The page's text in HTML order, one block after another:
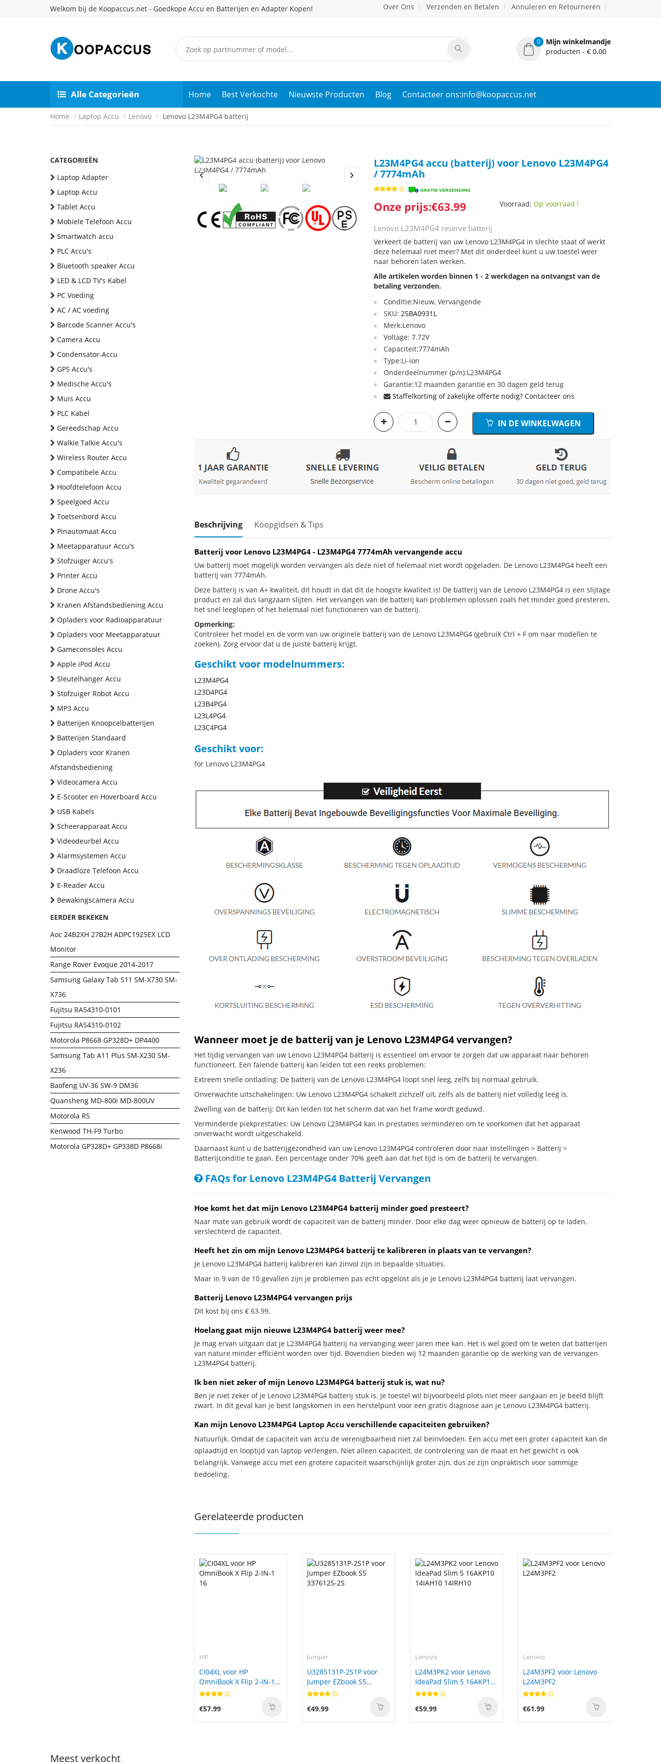
Welkom bij de Koopaccus.net - Goedkope Accu en Batterijen en Adapter Kopen! Over Ons Verzenden en Betalen Annuleren en Retourneren
0
Mijn winkelmandje
producten - € 0.00
Alle Categorieën Home Best Verkochte Nieuwste Producten Blog Contacteer ons:info@koopaccus.net
Home Laptop Accu Lenovo Lenovo L23M4PG4 batterij
CATEGORIEËN
Laptop Adapter
Laptop Accu
Tablet Accu
Mobiele Telefoon Accu
Smartwatch accu
PLC Accu's
Bluetooth speaker Accu
LED & LCD TV's Kabel
PC Voeding
AC / AC voeding
Barcode Scanner Accu's
Camera Accu
Condensator-Accu
GPS Accu's
Medische Accu's
Muis Accu
PLC Kabel
Gereedschap Accu
Walkie Talkie Accu's
Wireless Router Accu
Compatibele Accu
Hoofdtelefoon Accu
Speelgoed Accu
Toetsenbord Accu
Pinautomaat Accu
Meetapparatuur Accu's
Stofzuiger Accu's
Printer Accu
Drone Accu's
Kranen Afstandsbediening Accu
Opladers voor Radioapparatuur
Opladers voor Meetapparatuur
Gameconsoles Accu
Apple iPod Accu
Sleutelhanger Accu
Stofzuiger Robot Accu
MP3 Accu
Batterijen Knoopcelbatterijen
Batterijen Standaard
Opladers voor Kranen
Afstandsbediening
Videocamera Accu
E-Scooter en Hoverboard Accu
USB Kabels
Scheerapparaat Accu
Videodeurbel Accu
Alarmsystemen Accu
Draadloze Telefoon Accu
E-Reader Accu
Bewakingscamera Accu
EERDER BEKEKEN
Aoc 24B2XH 27B2H ADPC1925EX LCD
Monitor
Range Rover Evoque 2014-2017
Samsung Galaxy Tab S11 SM-X730 SM-
X736
Fujitsu RA54310-0101
Fujitsu RA54310-0102
Motorola P8668 GP328D+ DP4400
Samsung Tab A11 Plus SM-X230 SM-
X236
Baofeng UV-36 SW-9 DM36
Quansheng MD-800i MD-800UV
Motorola R5
Kenwood TH-F9 Turbo
Motorola GP328D+ GP338D P8668i
Previous
L23M4PG4 accu (batterij) voor Lenovo L23M4PG4
/ 7774mAh
Onze prijs:€63.99 Voorraad:Op voorraad !
Lenovo L23M4PG4 reserve batterij
Verkeert de batterij van uw Lenovo L23M4PG4 in slechte staat of werkt
deze helemaal niet meer? Met dit onderdeel kunt u uw toestel weer
naar behoren laten werken.
Alle artikelen worden binnen 1 - 2 werkdagen na ontvangst van de
betaling verzonden.
Conditie:Nieuw, Vervangende
SKU:25BA0931L
Merk:Lenovo
Voltage: 7.72V
Capaciteit:7774mAh
Type:Li-ion
Onderdeelnummer (p/n):L23M4PG4
Garantie:12 maanden garantie en 30 dagen geld terug
Staffelkorting of zakelijke offerte nodig? Contacteer ons
IN DE WINKELWAGEN
Beschrijving Koopgidsen & Tips
Batterij voor Lenovo L23M4PG4 - L23M4PG4 7774mAh vervangende accu
Uw batterij moet mogelijk worden vervangen als deze niet of helemaal niet wordt opgeladen. De Lenovo L23M4PG4 heeft een
batterij van 7774mAh.
Deze batterij is van A+ kwaliteit, dit houdt in dat dit de hoogste kwaliteit is! De batterij van de Lenovo L23M4PG4 is een slijtage
product en zal dus langzaam slijten. Het vervangen van de batterij kan problemen oplossen zoals het minder goed presteren,
het snel leeglopen of het helemaal niet functioneren van de batterij.
Opmerking:
Controleer het model en de vorm van uw originele batterij van de Lenovo L23M4PG4 (gebruik Ctrl + F om naar modellen te
zoeken). Zorg ervoor dat u de juiste batterij krijgt.
Geschikt voor modelnummers:
L23M4PG4
L23D4PG4
L23B4PG4
L23L4PG4
L23C4PG4
Geschikt voor:
for Lenovo L23M4PG4
Wanneer moet je de batterij van je Lenovo L23M4PG4 vervangen?
Het tijdig vervangen van uw Lenovo L23M4PG4 batterij is essentieel om ervoor te zorgen dat uw apparaat naar behoren
functioneert. Een falende batterij kan leiden tot een reeks problemen:
Extreem snelle ontlading: De batterij van de Lenovo L23M4PG4 loopt snel leeg, zelfs bij normaal gebruik.
Onverwachte uitschakelingen: Uw Lenovo L23M4PG4 schakelt zichzelf uit, zelfs als de batterij niet volledig leeg is.
Zwelling van de batterij: Dit kan leiden tot het scherm dat van het frame wordt geduwd.
Verminderde piekprestaties: Uw Lenovo L23M4PG4 kan in prestaties verminderen om te voorkomen dat het apparaat
onverwacht wordt uitgeschakeld.
Daarnaast kunt u de batterijgezondheid van uw Lenovo L23M4PG4 controleren door naar Instellingen > Batterij >
Batterijconditie te gaan. Een percentage onder 70% geeft aan dat het tijd is om de batterij te vervangen.
FAQs for Lenovo L23M4PG4 Batterij Vervangen
Hoe komt het dat mijn Lenovo L23M4PG4 batterij minder goed presteert?
Naar mate van gebruik wordt de capaciteit van de batterij minder. Door elke dag weer opnieuw de batterij op te laden,
verslechterd de capaciteit.
Heeft het zin om mijn Lenovo L23M4PG4 batterij te kalibreren in plaats van te vervangen?
Je Lenovo L23M4PG4 batterij kalibreren kan zinvol zijn in bepaalde situaties.
Maar in 9 van de 10 gevallen zijn je problemen pas echt opgelost als je je Lenovo L23M4PG4 batterij laat vervangen.
Batterij Lenovo L23M4PG4 vervangen prijs
Dit kost bij ons € 63.99.
Hoelang gaat mijn nieuwe L23M4PG4 batterij weer mee?
Je mag ervan uitgaan dat je L23M4PG4 batterij na vervanging weer jaren mee kan. Het is wel goed om te weten dat batterijen
van nature minder efficiënt worden over tijd. Bovendien bieden wij 12 maanden garantie op de werking van de vervangen
L23M4PG4 batterij.
Ik ben niet zeker of mijn Lenovo L23M4PG4 batterij stuk is, wat nu?
Ben je niet zeker of je Lenovo L23M4PG4 batterij stuk is. Je toestel wil bijvoorbeeld plots niet meer aangaan en je beeld blijft
zwart. In dit geval kan je best langskomen in een herstelpunt voor een gratis diagnose aan je Lenovo L23M4PG4 batterij.
Kan mijn Lenovo L23M4PG4 Laptop Accu verschillende capaciteiten gebruiken?
Natuurlijk. Omdat de capaciteit van accu de verenigbaarheid niet zal beïnvloeden. Een accu met een groter capaciteit kan de
oplaadtijd en looptijd van laptop verlengen. Niet alleen capaciteit, de controlering van de maat en het gewicht is ook
belangrijk. Vanwege accu met een grotere capaciteit waarschijnlijk groter zijn, dus ze zijn onpraktisch voor sommige
bedoeling.
Gerelateerde producten
HP
CI04XL voor HP
OmniBook X Flip 2-IN-1
16
€57.99
Jumper
U3285131P-2S1P voor
Jumper EZbook S5
3376125-2S
€49.99
Lenovo
L24M3PK2 voor Lenovo
IdeaPad Slim 5 16AKP10
14IAH10 14IRH10
€59.99
Lenovo
L24M3PF2 voor Lenovo
L24M3PF2
€61.99
Meest verkocht